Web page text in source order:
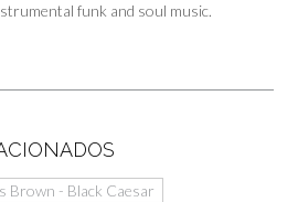
funk and soul music.